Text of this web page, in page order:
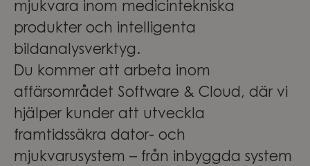
mjukvara inom medicintekniska
produkter och intelligenta
bildanalysverktyg.
Du kommer att arbeta inom
affärsområdet Software & Cloud, där vi
hjälper kunder att utveckla
framtidssäkra dator- och
mjukvarusystem – från inbyggda system